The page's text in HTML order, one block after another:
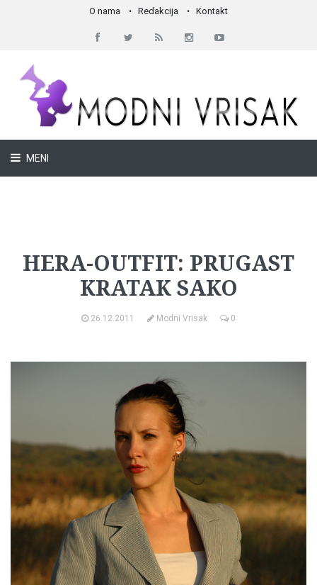
O nama Redakcija Kontakt
MENI
HERA-OUTFIT: PRUGAST
KRATAK SAKO
26.12.2011 Modni Vrisak 0